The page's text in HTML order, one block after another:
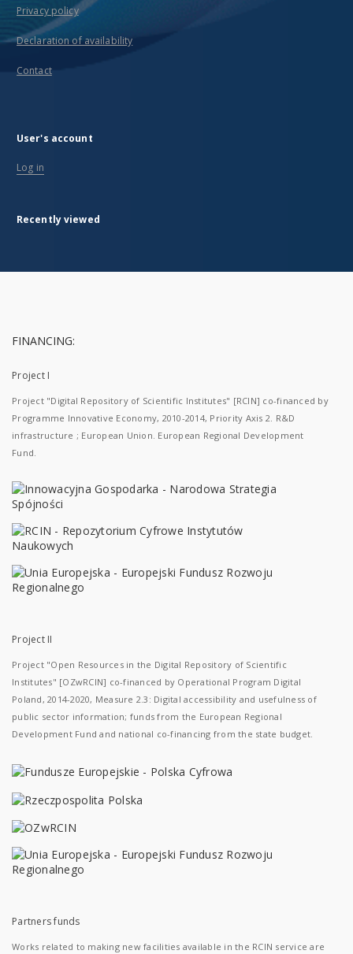
Privacy policy
Declaration of availability
Contact
User's account
Log in
Recently viewed
FINANCING:
Project I
Project "Digital Repository of Scientific Institutes" [RCIN] co-financed by
Programme Innovative Economy, 2010-2014, Priority Axis 2. R&D
infrastructure ; European Union. European Regional Development
Fund.
Project II
Project "Open Resources in the Digital Repository of Scientific
Institutes" [OZwRCIN] co-financed by Operational Program Digital
Poland, 2014-2020, Measure 2.3: Digital accessibility and usefulness of
public sector information; funds from the European Regional
Development Fund and national co-financing from the state budget.
Partners funds
Works related to making new facilities available in the RCIN service are